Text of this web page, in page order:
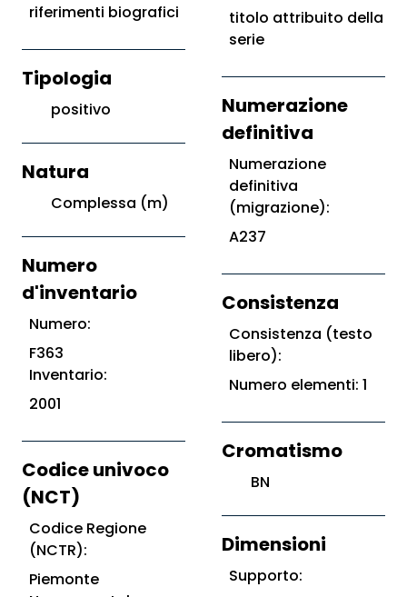
riferimenti biografici
Tipologia
positivo
Natura
Complessa (m)
Numero
d'inventario
Numero:
F363
Inventario:
2001
Codice univoco
(NCT)
Codice Regione
(NCTR):
Piemonte
titolo attribuito della
serie
Numerazione
definitiva
Numerazione
definitiva
(migrazione):
A237
Consistenza
Consistenza (testo
libero):
Numero elementi: 1
Cromatismo
BN
Dimensioni
Supporto: